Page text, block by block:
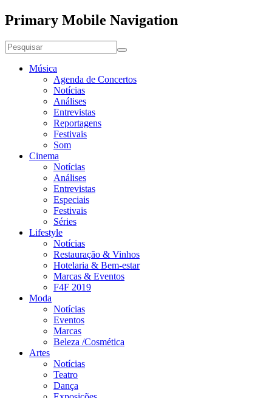
Primary Mobile Navigation
Música
Agenda de Concertos
Notícias
Análises
Entrevistas
Reportagens
Festivais
Som
Cinema
Notícias
Análises
Entrevistas
Especiais
Festivais
Séries
Lifestyle
Notícias
Restauração & Vinhos
Hotelaria & Bem-estar
Marcas & Eventos
F4F 2019
Moda
Notícias
Eventos
Marcas
Beleza /Cosmética
Artes
Notícias
Teatro
Dança